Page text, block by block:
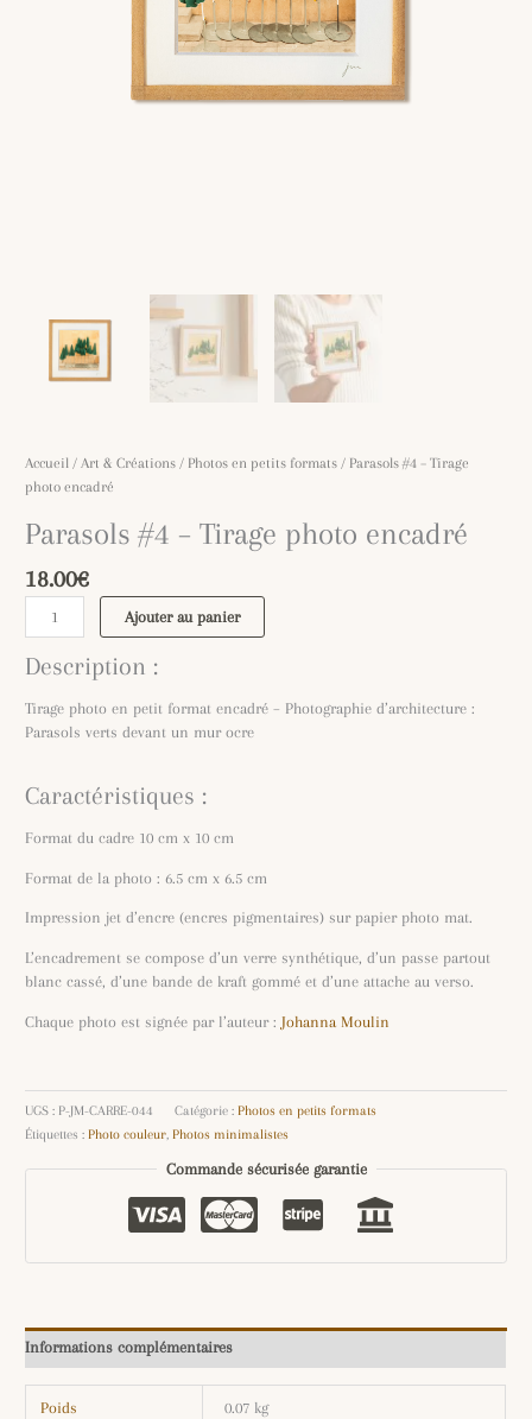
Accueil /Art & Créations / Photos en petits formats / Parasols #4 – Tirage
photo encadré
Parasols #4 – Tirage photo encadré
18.00€
Ajouter au panier
Description :
Tirage photo en petit format encadré – Photographie d’architecture :
Parasols verts devant un mur ocre
Caractéristiques :
Format du cadre 10 cm x 10 cm
Format de la photo : 6.5 cm x 6.5 cm
Impression jet d’encre (encres pigmentaires) sur papier photo mat.
L’encadrement se compose d’un verre synthétique, d’un passe partout
blanc cassé, d’une bande de kraft gommé et d’une attache au verso.
Chaque photo est signée par l’auteur :Johanna Moulin
UGS : P-JM-CARRE-044 Catégorie :Photos en petits formats
Étiquettes :Photo couleur,Photos minimalistes
Commande sécurisée garantie
Informations complémentaires
Poids 0.07 kg